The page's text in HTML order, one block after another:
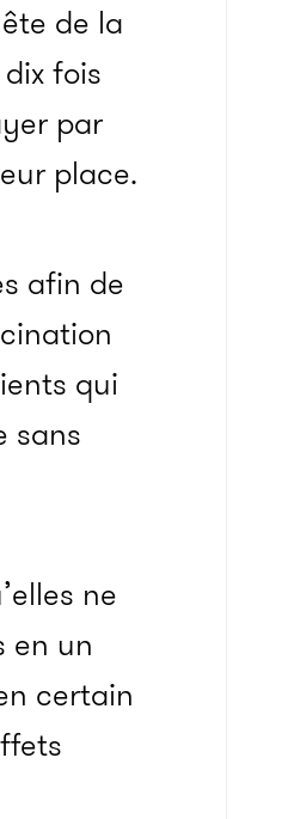
de la
fois
par
place.
afin de
qui
sans
ne
en un
certain